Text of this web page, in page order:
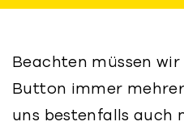
Beachten müssen
Button immer
uns bestenfalls auch